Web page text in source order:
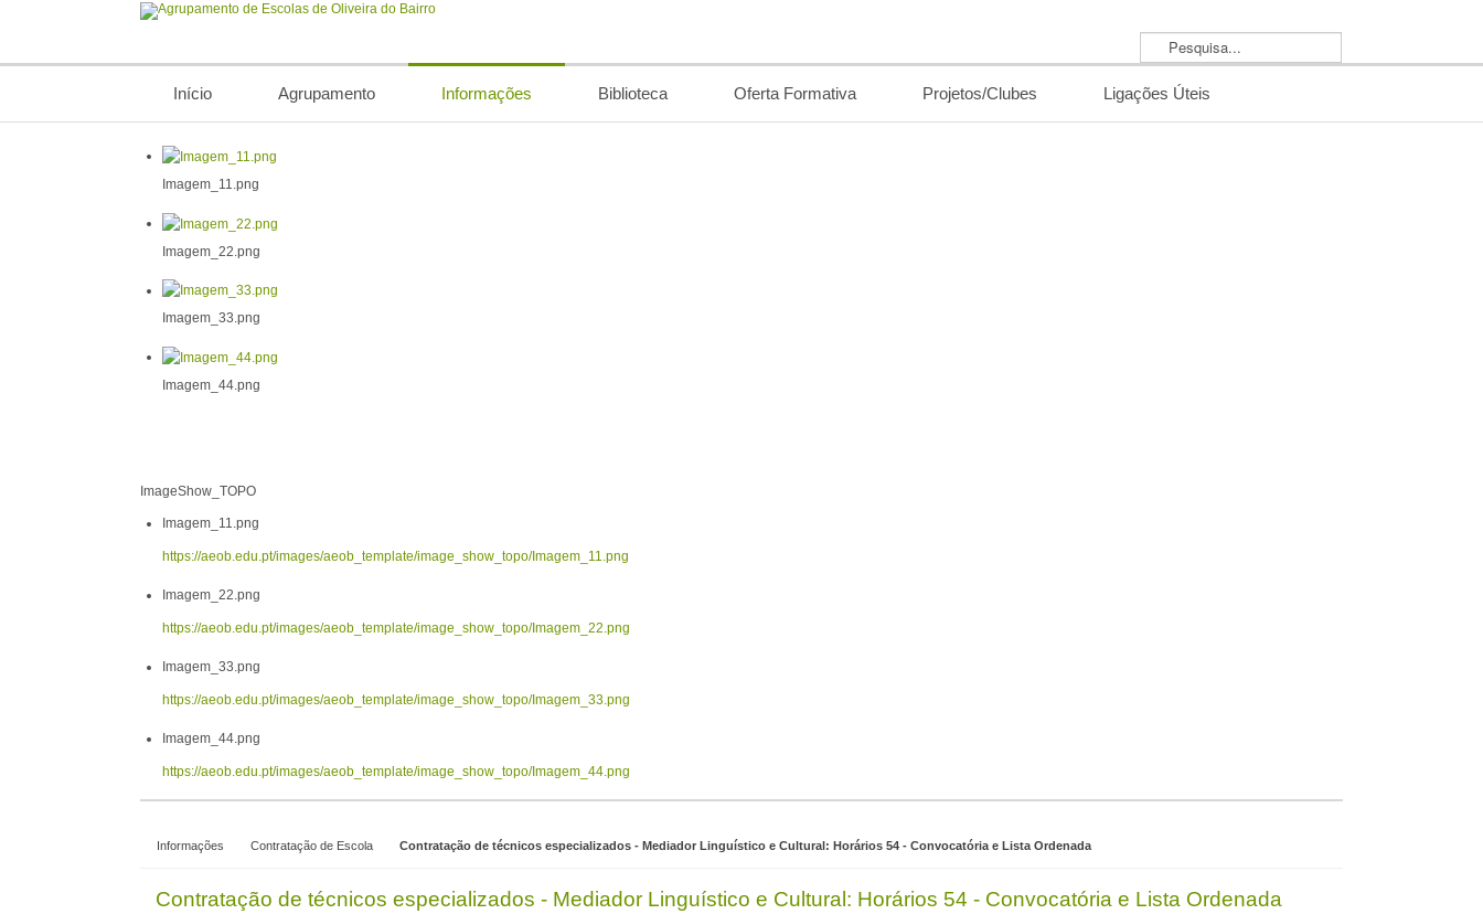
Pesquisa...
Início Agrupamento Informações Biblioteca Oferta Formativa Projetos/Clubes Ligações Úteis
Imagem_11.png
Imagem_22.png
Imagem_33.png
Imagem_44.png
ImageShow_TOPO
Imagem_11.png
https://aeob.edu.pt/images/aeob_template/image_show_topo/Imagem_11.png
Imagem_22.png
https://aeob.edu.pt/images/aeob_template/image_show_topo/Imagem_22.png
Imagem_33.png
https://aeob.edu.pt/images/aeob_template/image_show_topo/Imagem_33.png
Imagem_44.png
https://aeob.edu.pt/images/aeob_template/image_show_topo/Imagem_44.png
Informações Contratação de Escola Contratação de técnicos especializados - Mediador Linguístico e Cultural: Horários 54 - Convocatória e Lista Ordenada
Contratação de técnicos especializados - Mediador Linguístico e Cultural: Horários 54 - Convocatória e Lista Ordenada